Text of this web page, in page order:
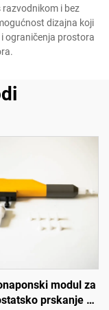
i bez
dizajna koji
ograničenja prostora
modul za
prskanje H-